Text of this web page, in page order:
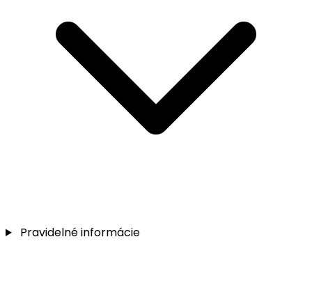
Pravidelné informácie